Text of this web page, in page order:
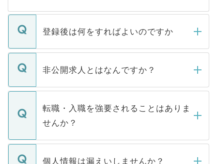
登録後は何をすればよいのですか
ご登録いただきましたら、弊社担当者がご
登録内容を確認し、その後メールもしくは
ます。通常、5営業日以内にはご連絡をせて
いただきますので、しばらくお待ちくださ
非公開求人とはなんですか？
マイナビDOCTORで取り扱っている求人の
うち約3割は、Webサイトからご覧いただ
けない「非公開求人」です。非公開求人は
下記の理由によって、一般には公開してい
ません。
転職・入職を強要されることはありま
せんか？
転職・入職を強要することは一切ありませ
ん。また、仮に応募先から内定をいただい
個人情報は漏えいしませんか？